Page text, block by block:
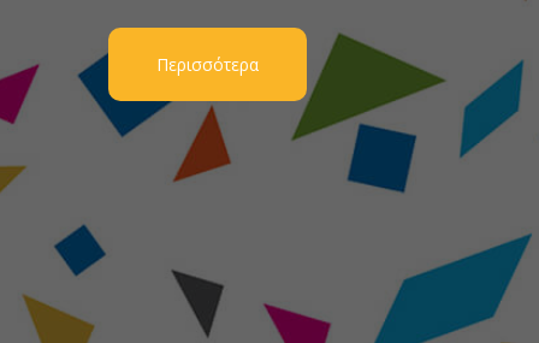
Περισσότερα